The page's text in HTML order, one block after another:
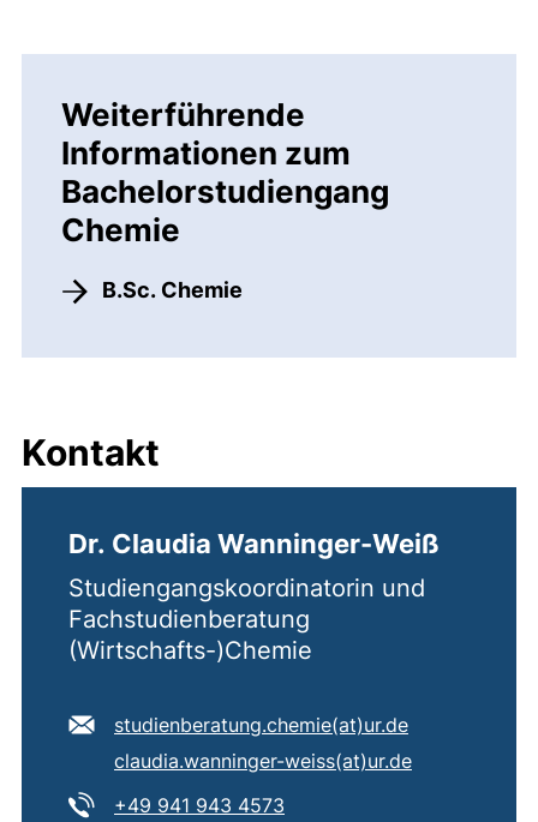
Weiterführende
Informationen zum
Bachelorstudiengang
Chemie
B.Sc. Chemie
Kontakt
Dr. Claudia Wanninger-Weiß
Studiengangskoordinatorin und
Fachstudienberatung
(Wirtschafts-)Chemie
E-Mail Adresse:
studienberatung.chemie​(at)​ur.de
(öffnet Ihr E-Mail-Programm)
Sekundäre E-Mail Adresse:
claudia.wanninger-weiss​(at)​ur.de
Tel:
+49 941 943 4573